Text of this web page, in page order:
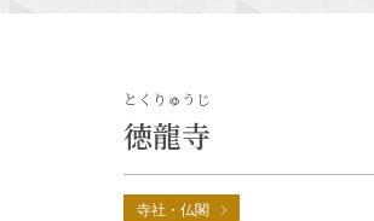
徳龍寺
とくりゅうじ
寺社・仏閣